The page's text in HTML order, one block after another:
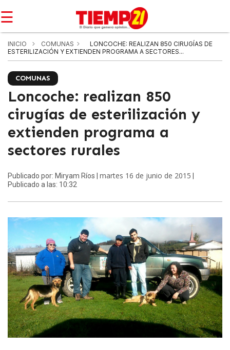
☰
INICIO COMUNAS
LONCOCHE: REALIZAN 850 CIRUGÍAS DE
ESTERILIZACIÓN Y EXTIENDEN PROGRAMA A SECTORES...
COMUNAS
Loncoche: realizan 850
cirugías de esterilización y
extienden programa a
sectores rurales
Publicado por: Miryam Ríos | martes 16 de junio de 2015
Publicado a las: 10:32